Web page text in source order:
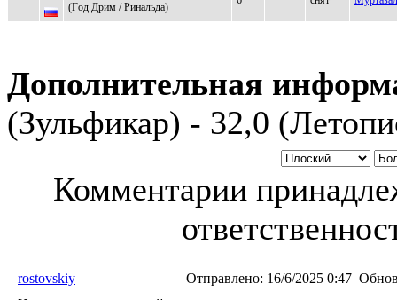
(Гoд Дрим / Pинaльдa)
Дополнительная
(Зульфикар) - 32,0
Комментарии
rostovskiy Отправлено: 16/6/2025 0:47